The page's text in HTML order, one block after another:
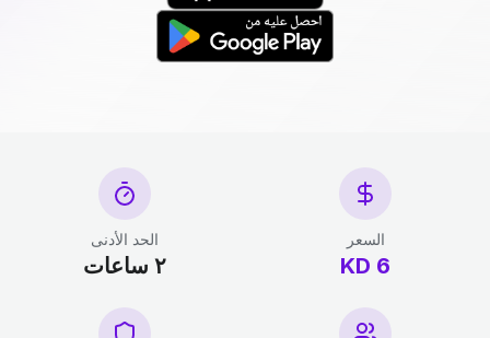
السعر
6 KD
الحد الأدنى
٢ ساعات